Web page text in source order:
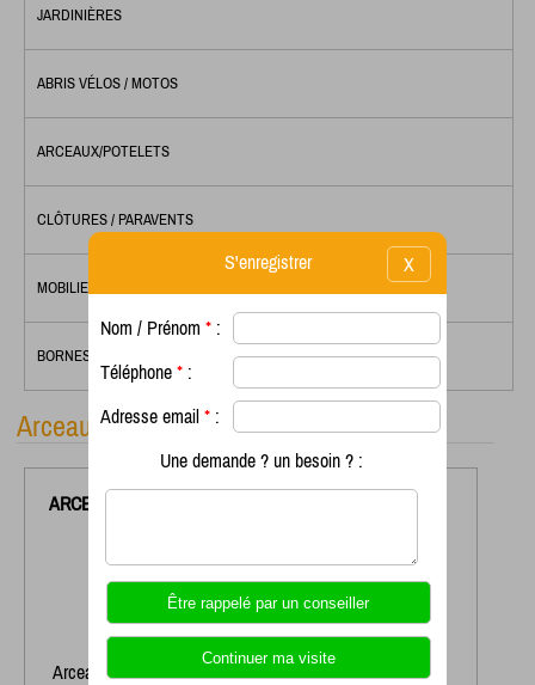
JARDINIÈRES
ABRIS VÉLOS / MOTOS
ARCEAUX/POTELETS
CLÔTURES / PARAVENTS
MOBILIER D'ATELIER
BORNES INFORMATIQUES
Arceaux/Potelets
ARCEAU
Arceau AR31 diametre 42
X
S'enregistrer
Nom / Prénom * :
Téléphone * :
Adresse email * :
Une demande ? un besoin ? :